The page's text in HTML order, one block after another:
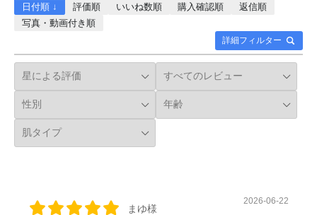
詳細フィルター
日付順 ↓ 評価順 いいね数順 購入確認順
返信順
写真・動画付き順
まゆ様
2026-06-22